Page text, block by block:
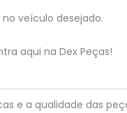
veículo desejado.
aqui na Dex Peças!
e a qualidade das